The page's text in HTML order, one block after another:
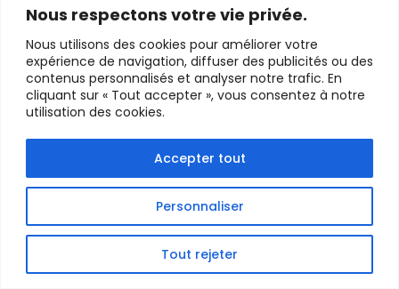
Nous respectons votre vie privée.
Nous utilisons des cookies pour améliorer votre
expérience de navigation, diffuser des publicités ou des
contenus personnalisés et analyser notre trafic. En
cliquant sur « Tout accepter », vous consentez à notre
utilisation des cookies.
Personnaliser
Tout rejeter
Accepter tout
NIGHT & DAY : L’OFFRE NUIT CHEZ
HOMESALONS
L’offre Night & Day de chez HomeSalons, en cours
du 5 mai au 9 juin 2025, …
DÉCOUVRIR LA SUITE